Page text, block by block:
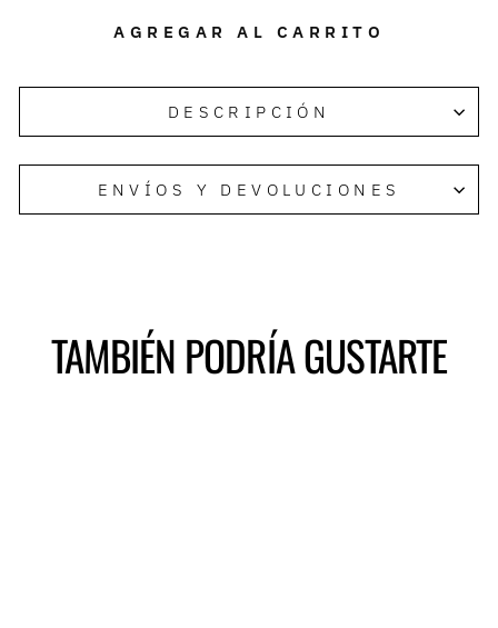
AGREGAR AL CARRITO
DESCRIPCIÓN
ENVÍOS Y DEVOLUCIONES
TAMBIÉN PODRÍA GUSTARTE